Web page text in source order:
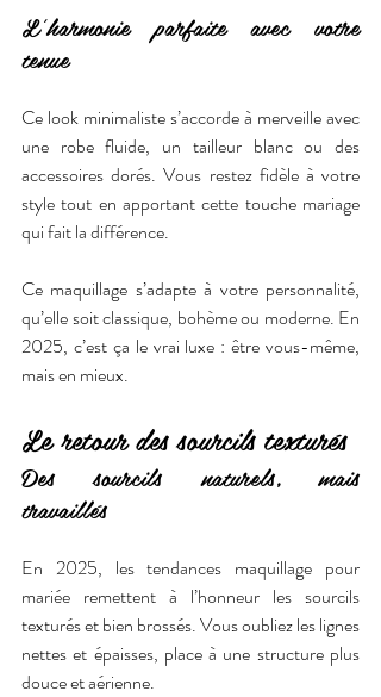
L’harmonie parfaite avec votre
tenue
Ce look minimaliste s’accorde à merveille avec
une robe fluide, un tailleur blanc ou des
accessoires dorés. Vous restez fidèle à votre
style tout en apportant cette touche mariage
qui fait la différence.
Ce maquillage s’adapte à votre personnalité,
qu’elle soit classique, bohème ou moderne. En
2025, c’est ça le vrai luxe : être vous-même,
mais en mieux.
Le retour des sourcils texturés
Des sourcils naturels, mais
travaillés
En 2025, les tendances maquillage pour
mariée remettent à l’honneur les sourcils
texturés et bien brossés. Vous oubliez les lignes
nettes et épaisses, place à une structure plus
douce et aérienne.